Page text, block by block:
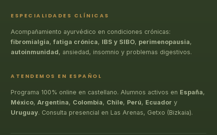
ESPECIALIDADES CLÍNICAS
Acompañamiento ayurvédico en condiciones crónicas:
fibromialgia,fatiga crónica, IBS y SIBO, perimenopausia,
autoinmunidad, ansiedad, insomnio y problemas digestivos.
ATENDEMOS EN ESPAÑOL
Programa 100% online en castellano. Alumnos activos en España,
México, Argentina, Colombia, Chile, Perú, Ecuador y
Uruguay. Consulta presencial en Las Arenas, Getxo (Bizkaia).